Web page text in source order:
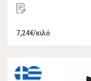
7,24€/κιλό